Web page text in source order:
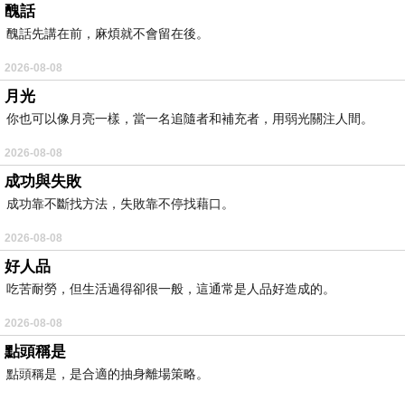
醜話
醜話先講在前，麻煩就不會留在後。
2026-08-08
月光
你也可以像月亮一樣，當一名追隨者和補充者，用弱光關注人間。
2026-08-08
成功與失敗
成功靠不斷找方法，失敗靠不停找藉口。
2026-08-08
好人品
吃苦耐勞，但生活過得卻很一般，這通常是人品好造成的。
2026-08-08
點頭稱是
點頭稱是，是合適的抽身離場策略。